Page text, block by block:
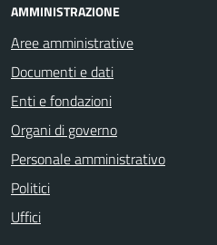
AMMINISTRAZIONE
Aree amministrative
Documenti e dati
Enti e fondazioni
Organi di governo
Personale amministrativo
Politici
Uffici